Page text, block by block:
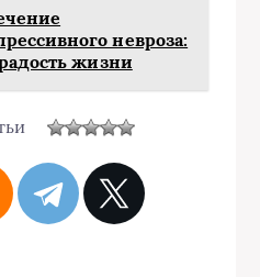
невроза:
жизни